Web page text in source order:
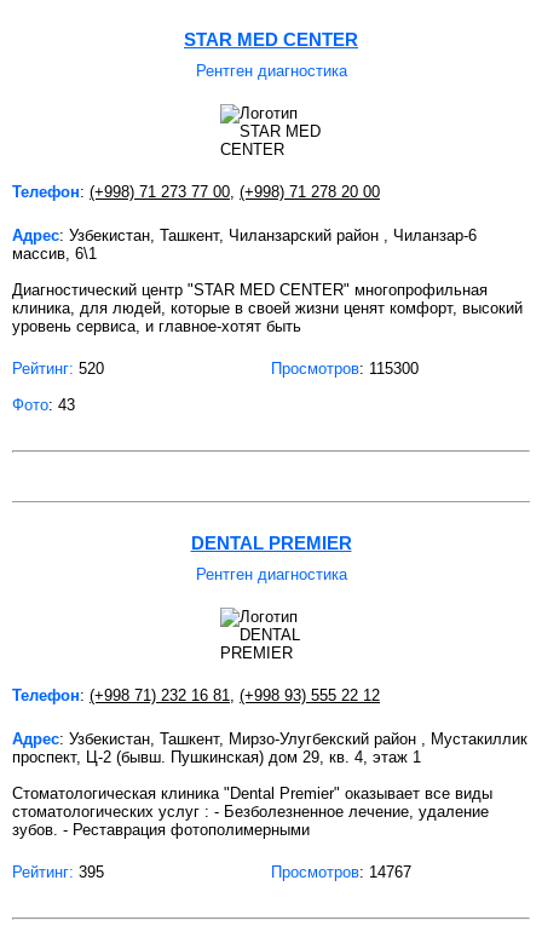
STAR MED CENTER
Рентген диагностика
Телефон: (+998) 71 273 77 00 (+998) 71 278 20 00
Адрес: Узбекистан, Ташкент, Чиланзарский район , Чиланзар-6
массив, 6\1
Диагностический центр "STAR MED CENTER" многопрофильная
клиника, для людей, которые в своей жизни ценят комфорт, высокий
уровень сервиса, и главное-хотят быть
Рейтинг: 520 Просмотров: 115300
Фото: 43
DENTAL PREMIER
Рентген диагностика
Телефон: (+998 71) 232 16 81 (+998 93) 555 22 12
Адрес: Узбекистан, Ташкент, Мирзо-Улугбекский район , Мустакиллик
проспект, Ц-2 (бывш. Пушкинская) дом 29, кв. 4, этаж 1
Стоматологическая клиника "Dental Premier" оказывает все виды
стоматологических услуг : - Безболезненное лечение, удаление
зубов. - Реставрация фотополимерными
Рейтинг: 395 Просмотров: 14767